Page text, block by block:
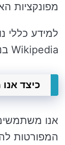
מפונקציות
למידע כללי
Wikipedia בנושא HTTP Cookies.
כיצד
אנו
המפורטות